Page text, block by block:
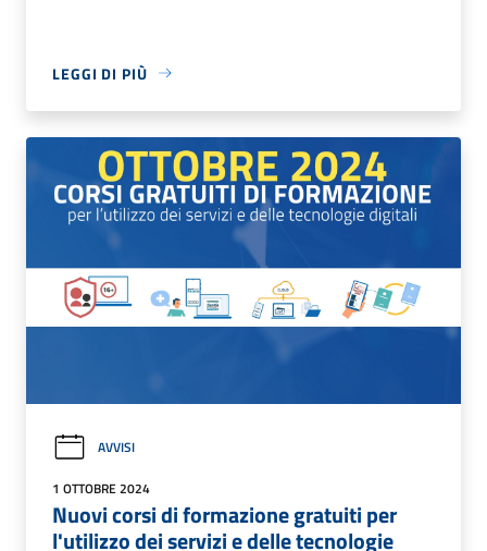
LEGGI DI PIÙ
AVVISI
1 OTTOBRE 2024
Nuovi corsi di formazione gratuiti per
l'utilizzo dei servizi e delle tecnologie